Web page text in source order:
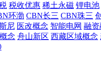
税收优惠 稀土永磁 锂电池
环渤 CBN长三 CBN珠三
尼 医改概念 智能电网 融资
念 舟山新区 西藏区域概念